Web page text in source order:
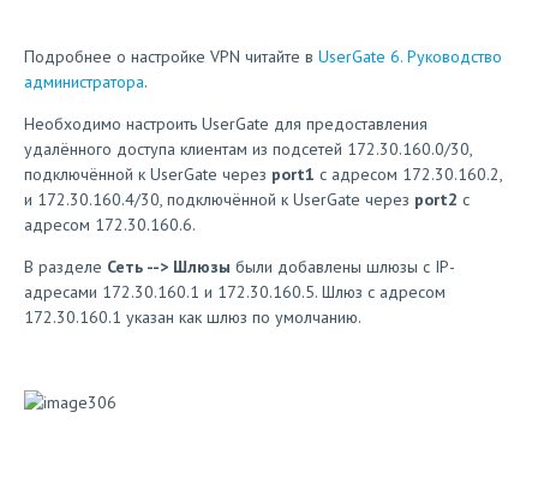
Подробнее о настройке VPN читайте в UserGate 6. Руководство
администратора.
Необходимо настроить UserGate для предоставления
удалённого доступа клиентам из подсетей 172.30.160.0/30,
подключённой к UserGate через port1 с адресом 172.30.160.2,
и 172.30.160.4/30, подключённой к UserGate через port2 с
адресом 172.30.160.6.
В разделе Сеть --> Шлюзы были добавлены шлюзы с IP-
адресами 172.30.160.1 и 172.30.160.5. Шлюз с адресом
172.30.160.1 указан как шлюз по умолчанию.